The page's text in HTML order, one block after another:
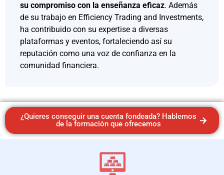
su compromiso con la enseñanza eficaz. Además
de su trabajo en Efficiency Trading and Investments,
ha contribuido con su expertise a diversas
plataformas y eventos, fortaleciendo así su
reputación como una voz de confianza en la
comunidad financiera.
¿Quieres conseguir una cuenta fondeada? Hablemos
de la formación que ofrecemos